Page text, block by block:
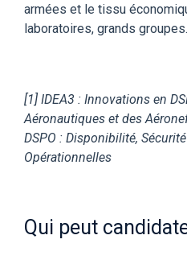
armées et le tissu
laboratoires, grands groupes.
[1] IDEA3 : Innovations en
Aéronautiques et des
DSPO : Disponibilité,
Opérationnelles
Qui peut